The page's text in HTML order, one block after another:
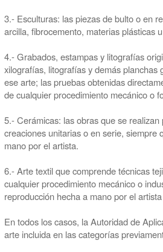
3.- Esculturas: las piezas de bulto o en
arcilla, fibrocemento, materias plásticas
4.- Grabados, estampas y litografías
xilografías, litografías y demás planchas
ese arte; las pruebas obtenidas
de cualquier procedimiento mecánico o
5.- Cerámicas: las obras que se
creaciones unitarias o en serie, siempre
mano por el artista.
6.- Arte textil que comprende técnicas
cualquier procedimiento mecánico o
reproducción hecha a mano por el
En todos los casos, la Autoridad de
arte incluida en las categorías